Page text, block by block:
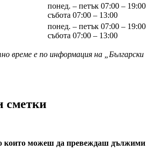
понед. – петък 07:00 – 19:00
събота 07:00 – 13:00
понед. – петък 07:00 – 19:00
събота 07:00 – 13:00
време е по информация на „Български
сметки
които можеш да превеждаш дължими